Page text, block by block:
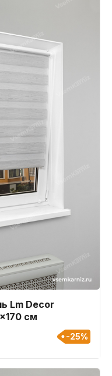
Lm Decor
см
-25%